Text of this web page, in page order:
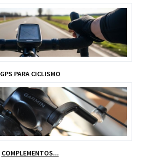
GPS PARA CICLISMO
COMPLEMENTOS...